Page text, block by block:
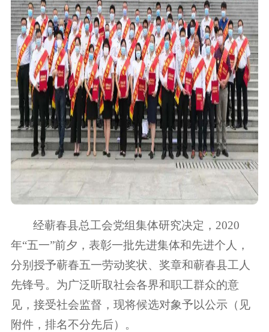
经蕲春县总工会党组集体研究决定，2020
年“五一”前夕，表彰一批先进集体和先进个人，
分别授予蕲春五一劳动奖状、奖章和蕲春县工人
先锋号。为广泛听取社会各界和职工群众的意
见，接受社会监督，现将候选对象予以公示（见
附件，排名不分先后）。